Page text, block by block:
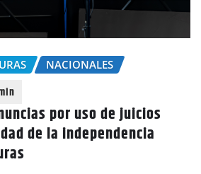
NACIONALES
por uso de juicios
de la independencia